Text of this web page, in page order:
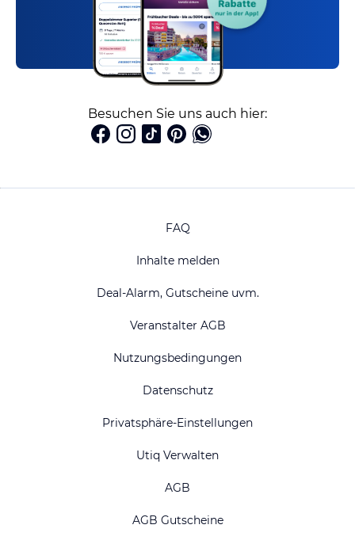
Besuchen Sie uns auch hier:
FAQ
Inhalte melden
Deal-Alarm, Gutscheine uvm.
Veranstalter AGB
Nutzungsbedingungen
Datenschutz
Privatsphäre-Einstellungen
Utiq Verwalten
AGB
AGB Gutscheine